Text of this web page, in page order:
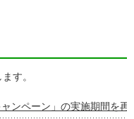
す。
ンペーン」の実施期間を再